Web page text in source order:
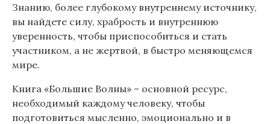
Знанию, более глубокому внутреннему источнику,
вы найдете силу, храбрость и внутреннюю
уверенность, чтобы приспособиться и стать
участником, а не жертвой, в быстро меняющемся
мире.
Книга «Большие Волны» – основной ресурс,
необходимый каждому человеку, чтобы
подготовиться мысленно, эмоционально и в